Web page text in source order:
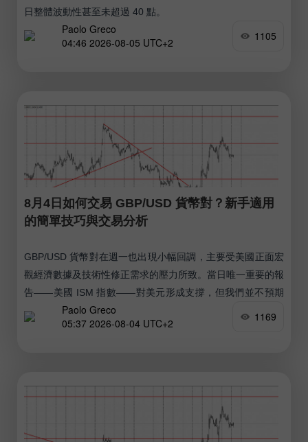
日整體波動性甚至未超過 40 點。
Paolo Greco
04:46 2026-08-05 UTC+2
1105
8月4日如何交易 GBP/USD 貨幣對？新手適用
的簡單技巧與交易分析
GBP/USD 貨幣對在週一也出現小幅回調，主要受美國正面宏
觀經濟數據及技術性修正需求的壓力所致。當日唯一重要的報
告——美國 ISM 指數——對美元形成支撐，但我們並不預期
該貨幣對會出現強勁且持續的下跌走勢。
Paolo Greco
05:37 2026-08-04 UTC+2
1169